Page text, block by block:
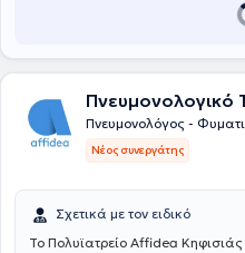
Πνευμονολογικό
Πνευμονολόγος -
Νέος συνεργάτης
Σχετικά με τον ειδικό
Το Πολυϊατρείο Affidea Κηφισιάς